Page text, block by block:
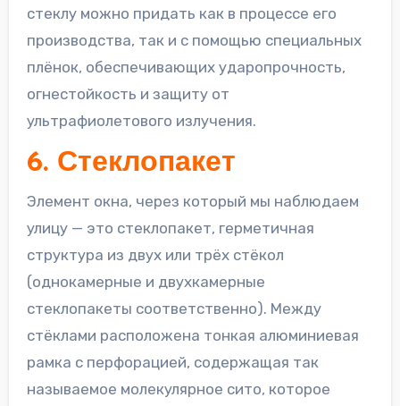
стеклу можно придать как в процессе его
производства, так и с помощью специальных
плёнок, обеспечивающих ударопрочность,
огнестойкость и защиту от
ультрафиолетового излучения.
6. Стеклопакет
Элемент окна, через который мы наблюдаем
улицу — это стеклопакет, герметичная
структура из двух или трёх стёкол
(однокамерные и двухкамерные
стеклопакеты соответственно). Между
стёклами расположена тонкая алюминиевая
рамка с перфорацией, содержащая так
называемое молекулярное сито, которое